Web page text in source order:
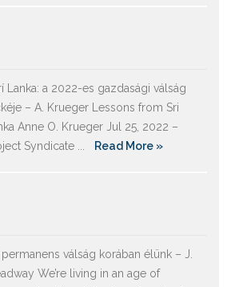
Lanka: a 2022-es gazdasági válság
– A. Krueger Lessons from Sri
Anne O. Krueger Jul 25, 2022 –
Syndicate ...
Read More »
válság korában élünk – J.
We’re living in an age of